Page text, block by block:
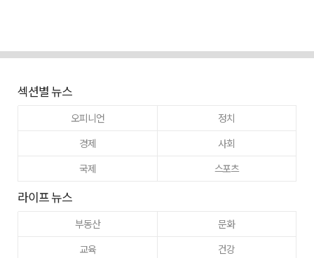
섹션별 뉴스
오피니언
정치
경제
사회
국제
스포츠
라이프 뉴스
부동산
문화
교육
건강